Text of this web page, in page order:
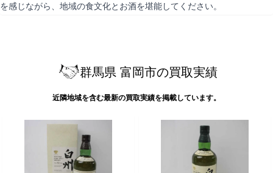
を感じながら、地域の食文化とお酒を堪能してください。
群馬県 富岡市の買取実績
近隣地域を含む最新の買取実績を掲載しています。